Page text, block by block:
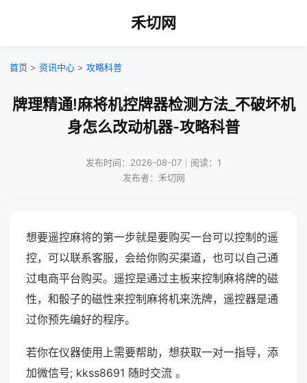
禾切网
首页 > 资讯中心 > 攻略科普
牌理精通!麻将机控牌器检测方法_不破坏机
身怎么改动机器-攻略科普
发布时间：2026-08-07｜阅读：1
发布者：禾切网
想要遥控麻将的第一步就是要购买一台可以控制的遥
控，可以联系客服，会给你购买渠道，也可以自己通
过电商平台购买。遥控是通过主板来控制麻将牌的磁
性，和骰子的磁性来控制麻将机来洗牌，遥控器是通
过你预先编好的程序。
若你在仪器使用上需要帮助，想获取一对一指导，添
加微信号; kkss8691 随时交流 。